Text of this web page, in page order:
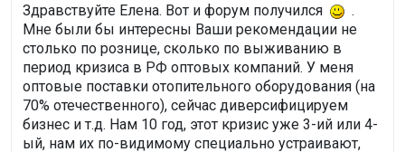
Здравствуйте Елена. Вот и форум получился
.
Мне были бы интересны Ваши рекомендации не
столько по рознице, сколько по выживанию в
период кризиса в РФ оптовых компаний. У меня
оптовые поставки отопительного оборудования (на
70% отечественного), сейчас диверсифицируем
бизнес и т.д. Нам 10 год, этот кризис уже 3-ий или 4-
ый, нам их по-видимому специально устраивают,